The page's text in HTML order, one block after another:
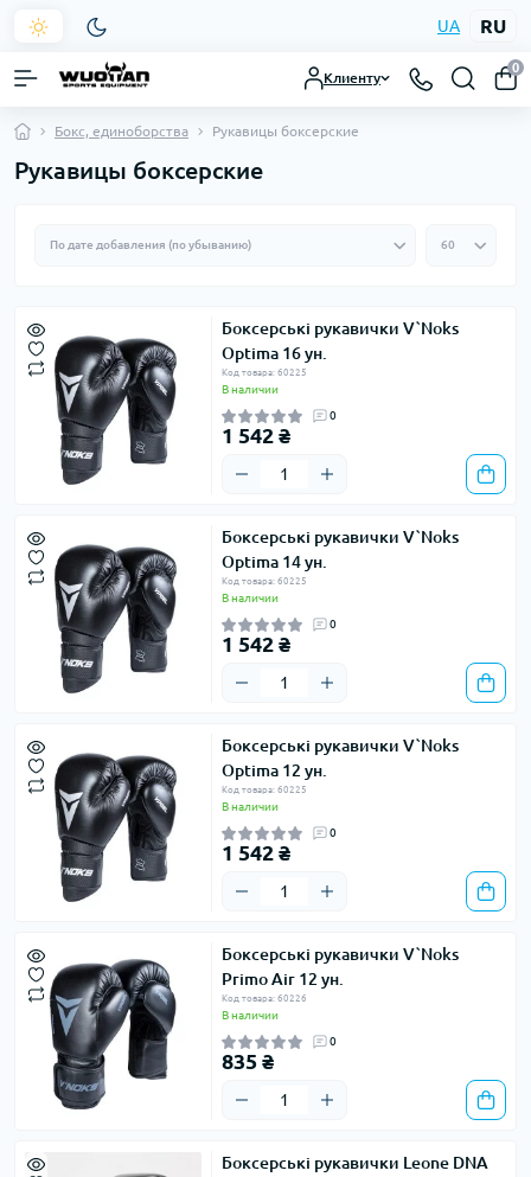
UA RU
Клиенту
0
Бокс, единоборства Рукавицы боксерские
Рукавицы боксерские
Боксерські рукавички V`Noks
Optima 16 ун.
Код товара: 60225
В наличии
0
1 542 ₴
Боксерські рукавички V`Noks
Optima 14 ун.
Код товара: 60225
В наличии
0
1 542 ₴
Боксерські рукавички V`Noks
Optima 12 ун.
Код товара: 60225
В наличии
0
1 542 ₴
Боксерські рукавички V`Noks
Primo Air 12 ун.
Код товара: 60226
В наличии
0
835 ₴
Боксерські рукавички Leone DNA